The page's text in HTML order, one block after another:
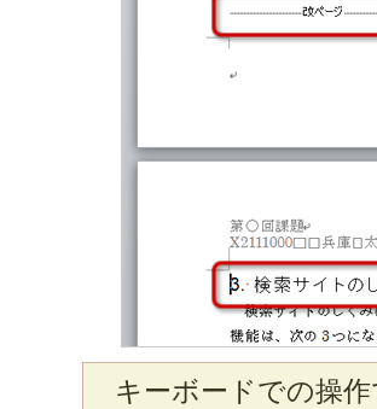
キーボードでの操